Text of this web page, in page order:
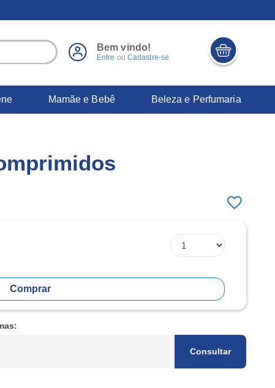
Bem vindo!
Entre ou Cadastre-se
Mamãe e Bebê Beleza e Perfumaria
Comprar
Consultar